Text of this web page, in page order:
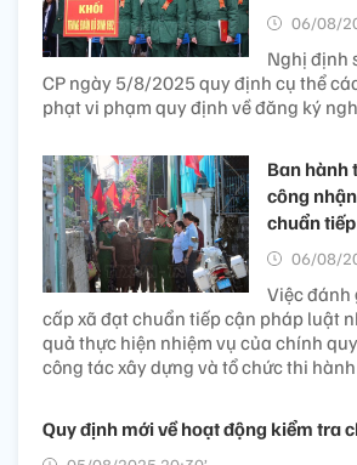
06/08/
Nghị định
CP ngày 5/8/2025 quy định cụ thể
phạt vi phạm quy định về đăng ký
Ban hành
công
chuẩn
06/08/
Việc đánh
cấp xã đạt chuẩn tiếp cận pháp luật
quả thực hiện nhiệm vụ của chính
công tác xây dựng và tổ chức thi
Quy định mới về hoạt động kiểm tra